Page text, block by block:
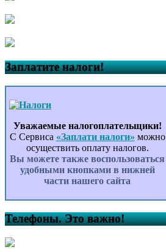
Заплатите налоги!
Уважаемые налогоплательщики!
С Сервиса «Заплати налоги» можно
осуществить оплату налогов.
Вы можете также воспользоваться
удобными кнопками в нижней
части нашего сайта
Телефоны. Это важно!